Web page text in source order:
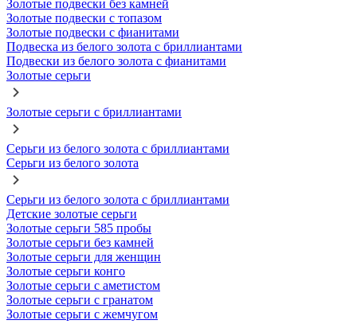
Золотые подвески без камней
Золотые подвески с топазом
Золотые подвески с фианитами
Подвеска из белого золота с бриллиантами
Подвески из белого золота с фианитами
Золотые серьги
Золотые серьги с бриллиантами
Серьги из белого золота с бриллиантами
Серьги из белого золота
Серьги из белого золота с бриллиантами
Детские золотые серьги
Золотые серьги 585 пробы
Золотые серьги без камней
Золотые серьги для женщин
Золотые серьги конго
Золотые серьги с аметистом
Золотые серьги с гранатом
Золотые серьги с жемчугом